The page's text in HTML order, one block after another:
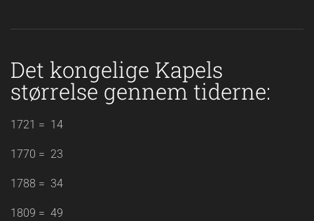
Det kongelige Kapels
størrelse gennem tiderne:
1721 = 14
1770 = 23
1788 = 34
1809 = 49